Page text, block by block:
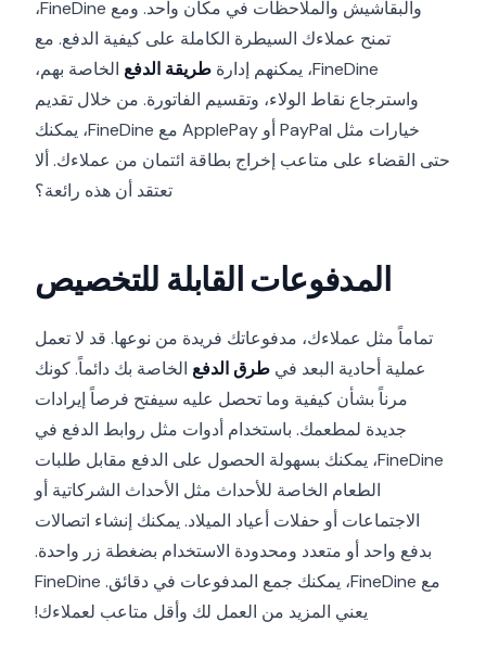
والبقاشيش والملاحظات في مكان واحد. ومع FineDine،
تمنح عملاءك السيطرة الكاملة على كيفية الدفع. مع
FineDine، يمكنهم إدارة
طريقة الدفع الخاصة بهم،
واسترجاع نقاط الولاء، وتقسيم الفاتورة. من خلال تقديم
خيارات مثل PayPal أو ApplePay مع FineDine، يمكنك
حتى القضاء على متاعب إخراج بطاقة ائتمان من عملاءك. ألا
تعتقد أن هذه رائعة؟
المدفوعات القابلة للتخصيص
تماماً مثل عملاءك، مدفوعاتك فريدة من نوعها. قد لا تعمل
عملية أحادية البعد في طرق الدفع الخاصة بك دائماً. كونك
مرناً بشأن كيفية وما تحصل عليه سيفتح فرصاً إيرادات
جديدة لمطعمك. باستخدام أدوات مثل روابط الدفع في
FineDine، يمكنك بسهولة الحصول على الدفع مقابل طلبات
الطعام الخاصة للأحداث مثل الأحداث الشركاتية أو
الاجتماعات أو حفلات أعياد الميلاد. يمكنك إنشاء اتصالات
بدفع واحد أو متعدد ومحدودة الاستخدام بضغطة زر واحدة.
مع FineDine، يمكنك جمع المدفوعات في دقائق. FineDine
يعني المزيد من العمل لك وأقل متاعب لعملاءك!